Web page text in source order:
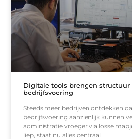
Digitale tools brengen structuur
bedrijfsvoering
Steeds meer bedrijven ontdekken
bedrijfsvoering aanzienlijk kunnen
administratie vroeger via losse
liep, staat nu alles centraal